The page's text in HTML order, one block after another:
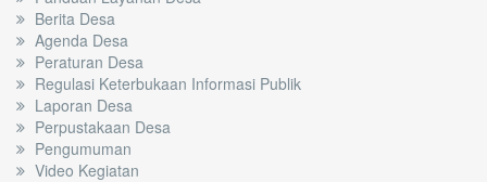
Berita Desa
Agenda Desa
Peraturan Desa
Regulasi Keterbukaan Informasi Publik
Laporan Desa
Perpustakaan Desa
Pengumuman
Video Kegiatan